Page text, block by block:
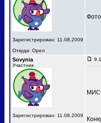
Зарегистрирован: 11.08.2009
Откуда: Орел
Sovynia
Участник
Зарегистрирован: 11.08.2009